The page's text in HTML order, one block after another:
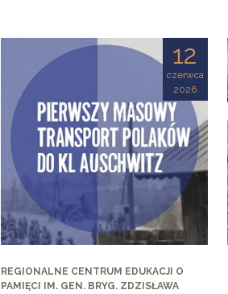
12
czerwca
2026
REGIONALNE CENTRUM EDUKACJI O
PAMIĘCI IM. GEN. BRYG. ZDZISŁAWA